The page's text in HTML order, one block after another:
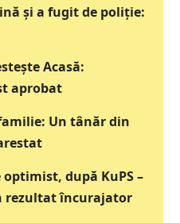
și a fugit de poliție:
Acasă:
aprobat
Un tânăr din
optimist, după KuPS –
rezultat încurajator